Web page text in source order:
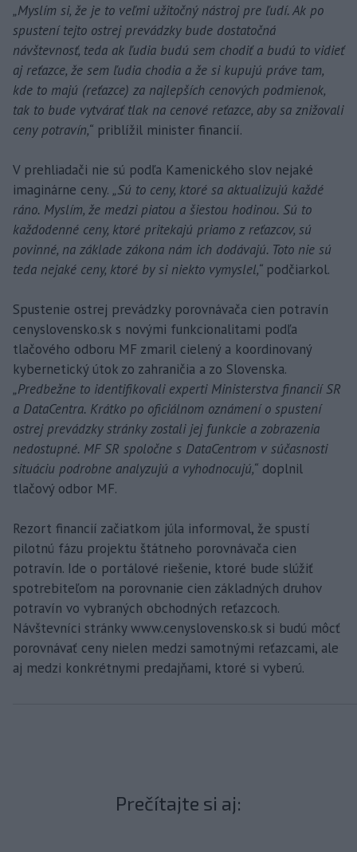
„Myslím si, že je to veľmi užitočný nástroj pre ľudí. Ak po
spustení tejto ostrej prevádzky bude dostatočná
návštevnosť, teda ak ľudia budú sem chodiť a budú to vidieť
aj reťazce, že sem ľudia chodia a že si kupujú práve tam,
kde to majú (reťazce) za najlepších cenových podmienok,
tak to bude vytvárať tlak na cenové reťazce, aby sa znižovali
ceny potravín,“ priblížil minister financií.
V prehliadači nie sú podľa Kamenického slov nejaké
imaginárne ceny. „Sú to ceny, ktoré sa aktualizujú každé
ráno. Myslím, že medzi piatou a šiestou hodinou. Sú to
každodenné ceny, ktoré pritekajú priamo z reťazcov, sú
povinné, na základe zákona nám ich dodávajú. Toto nie sú
teda nejaké ceny, ktoré by si niekto vymyslel,“ podčiarkol.
Spustenie ostrej prevádzky porovnávača cien potravín
cenyslovensko.sk s novými funkcionalitami podľa
tlačového odboru MF zmaril cielený a koordinovaný
kybernetický útok zo zahraničia a zo Slovenska.
„Predbežne to identifikovali experti Ministerstva financií SR
a DataCentra. Krátko po oficiálnom oznámení o spustení
ostrej prevádzky stránky zostali jej funkcie a zobrazenia
nedostupné. MF SR spoločne s DataCentrom v súčasnosti
situáciu podrobne analyzujú a vyhodnocujú,“ doplnil
tlačový odbor MF.
Rezort financií začiatkom júla informoval, že spustí
pilotnú fázu projektu štátneho porovnávača cien
potravín. Ide o portálové riešenie, ktoré bude slúžiť
spotrebiteľom na porovnanie cien základných druhov
potravín vo vybraných obchodných reťazcoch.
Návštevníci stránky www.cenyslovensko.sk si budú môcť
porovnávať ceny nielen medzi samotnými reťazcami, ale
aj medzi konkrétnymi predajňami, ktoré si vyberú.
Prečítajte si aj: